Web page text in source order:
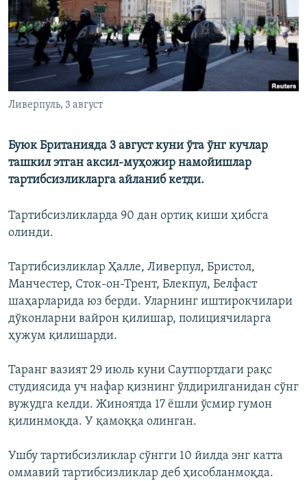
Ливерпуль, 3 август
Буюк Британияда 3 август куни ўта ўнг кучлар
ташкил этган аксил-муҳожир намойишлар
тартибсизликларга айланиб кетди.
Тартибсизликларда 90 дан ортиқ киши ҳибсга
олинди.
Тартибсизликлар Ҳалле, Ливерпул, Бристол,
Манчестер, Сток-он-Трент, Блекпул, Белфаст
шаҳарларида юз берди. Уларнинг иштирокчилари
дўконларни вайрон қилишар, полициячиларга
ҳужум қилишарди.
Таранг вазият 29 июль куни Саутпортдаги рақс
студиясида уч нафар қизнинг ўлдирилганидан сўнг
вужудга келди. Жиноятда 17 ёшли ўсмир гумон
қилинмоқда. У қамоққа олинган.
Ушбу тартибсизликлар сўнгги 10 йилда энг катта
оммавий тартибсизликлар деб ҳисобланмоқда.